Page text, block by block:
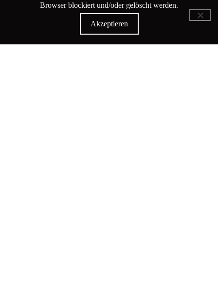
Browser blockiert und/oder gelöscht werden.
Akzeptieren